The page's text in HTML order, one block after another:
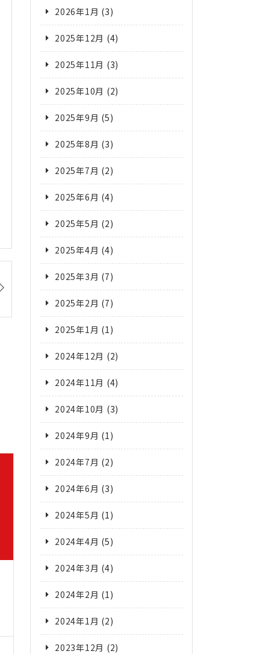
2026年1月 (3)
2025年12月 (4)
2025年11月 (3)
2025年10月 (2)
2025年9月 (5)
2025年8月 (3)
2025年7月 (2)
2025年6月 (4)
2025年5月 (2)
2025年4月 (4)
2025年3月 (7)
2025年2月 (7)
2025年1月 (1)
2024年12月 (2)
2024年11月 (4)
2024年10月 (3)
2024年9月 (1)
2024年7月 (2)
2024年6月 (3)
2024年5月 (1)
2024年4月 (5)
2024年3月 (4)
2024年2月 (1)
2024年1月 (2)
2023年12月 (2)